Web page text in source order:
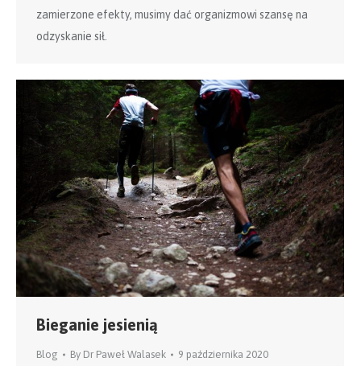
zamierzone efekty, musimy dać organizmowi szansę na
odzyskanie sił.
Bieganie jesienią
Blog By Dr Paweł Walasek 9 października 2020